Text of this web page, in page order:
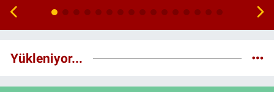
Yükleniyor...